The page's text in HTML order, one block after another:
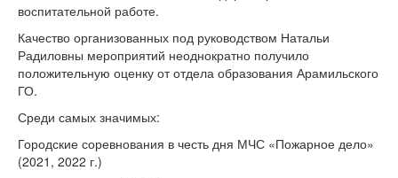
воспитательной работе.
Качество организованных под руководством Натальи
Радиловны мероприятий неоднократно получило
положительную оценку от отдела образования Арамильского
ГО.
Среди самых значимых:
Городские соревнования в честь дня МЧС «Пожарное дело»
(2021, 2022 г.)